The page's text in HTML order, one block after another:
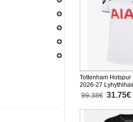
Tottenham
2026-27
99.38€ 31.75€